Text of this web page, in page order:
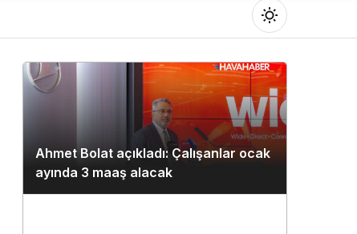
Mod
değiştir
Gündüz Modu
Gündüz modunu seçin.
Ahmet Bolat açıkladı: Çalışanlar ocak
ayında 3 maaş alacak